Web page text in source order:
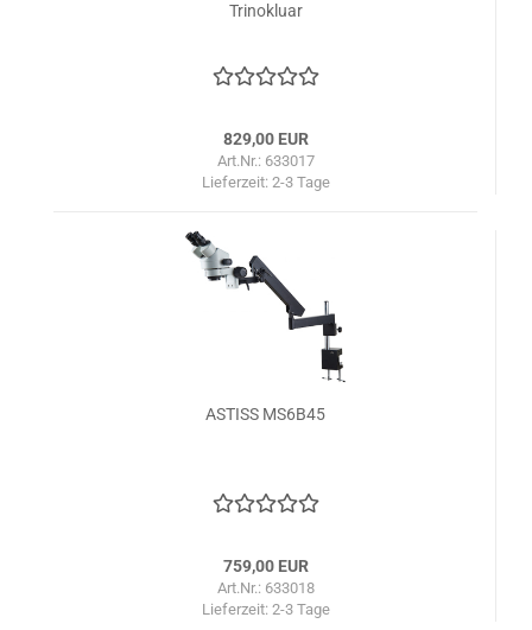
Trinokluar
829,00 EUR
Art.Nr.: 633017
Lieferzeit: 2-3 Tage
ASTISS MS6B45
759,00 EUR
Art.Nr.: 633018
Lieferzeit: 2-3 Tage